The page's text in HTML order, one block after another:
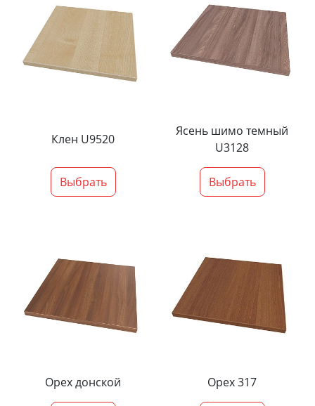
Клен U9520
Выбрать
Ясень шимо темный
U3128
Выбрать
Орех донской Орех 317